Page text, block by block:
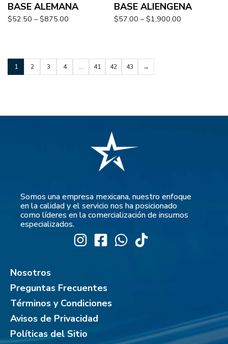
BASE ALEMANA
$52.50 – $875.00
BASE ALIENGENA
$57.00 – $1,900.00
1 2 3 4 … 41 42 43 →
Somos una empresa mexicana, nuestro enfoque
en la calidad y el servicio nos ha posicionado
como líderes en la comercialización de insumos
especializados.
Nosotros
Preguntas Frecuentes
Términos y Condiciones
Avisos de Privacidad
Políticas del Sitio